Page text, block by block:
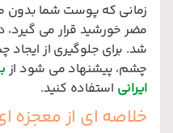
زمانی که پوست شما
مضر خورشید قرار می
شد. برای جلوگیری از
چشم، پیشنهاد می شود از
ایرانی استفاده کنید.
خلاصه ای از معجزه